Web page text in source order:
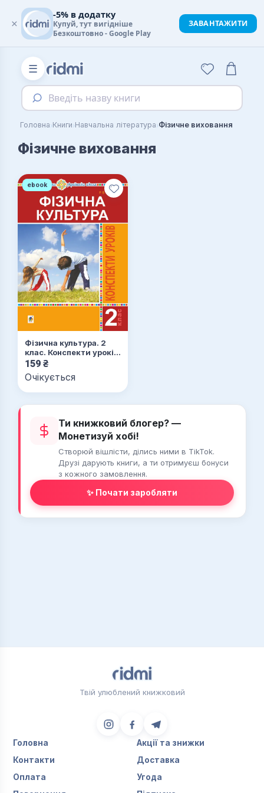
☰
Введіть назву книги
Головна›Книги›Навчальна література›Фізичне виховання
Фізичне виховання
ebook
Фізична культура. 2
клас. Конспекти уроків.
НУШ
159 ₴
Очікується
Ти книжковий блогер? —
Монетизуй хобі!
Створюй вішлісти, ділись ними в TikTok.
Друзі дарують книги, а ти отримуєш бонуси
з кожного замовлення.
✨ Почати заробляти
Твій улюблений книжковий
Головна
Акції та знижки
Контакти
Доставка
Оплата
Угода
×
-5% в додатку
Купуй, тут вигідніше
Безкоштовно - Google Play
ЗАВАНТАЖИТИ